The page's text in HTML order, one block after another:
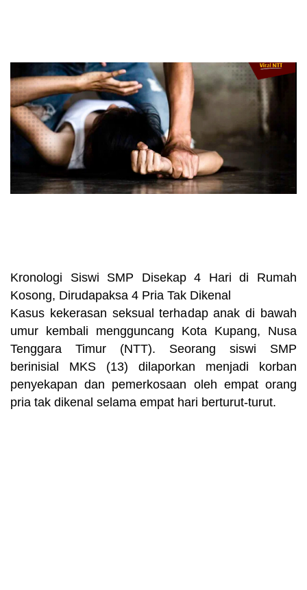
Kronologi Siswi SMP Disekap 4 Hari di Rumah
Kosong, Dirudapaksa 4 Pria Tak Dikenal
Kasus kekerasan seksual terhadap anak di bawah
umur kembali mengguncang Kota Kupang, Nusa
Tenggara Timur (NTT). Seorang siswi SMP
berinisial MKS (13) dilaporkan menjadi korban
penyekapan dan pemerkosaan oleh empat orang
pria tak dikenal selama empat hari berturut-turut.